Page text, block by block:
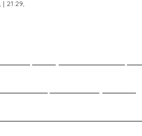
21:29,